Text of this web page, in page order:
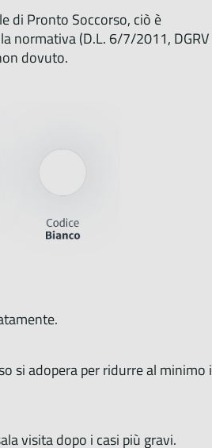
di Pronto Soccorso, ciò è
normativa (D.L. 6/7/2011, DGRV
dovuto.
si adopera per ridurre al minimo i
visita dopo i casi più gravi.